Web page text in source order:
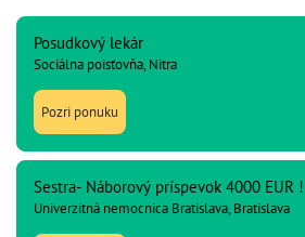
Posudkový lekár
Sociálna poisťovňa, Nitra
Pozri ponuku
Sestra- Náborový príspevok 4000 EUR !
Univerzitná nemocnica Bratislava, Bratislava